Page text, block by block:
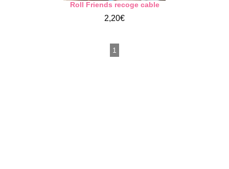
Roll Friends recoge cable
2,20€
1